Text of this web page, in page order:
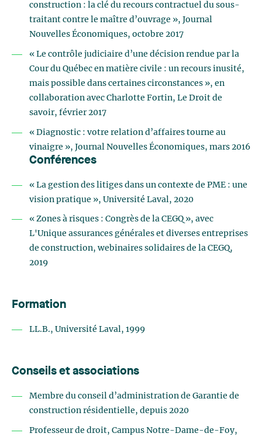
construction : la clé du recours contractuel du sous-
traitant contre le maître d’ouvrage », Journal
Nouvelles Économiques, octobre 2017
« Le contrôle judiciaire d’une décision rendue par la
Cour du Québec en matière civile : un recours inusité,
mais possible dans certaines circonstances », en
collaboration avec Charlotte Fortin, Le Droit de
savoir, février 2017
« Diagnostic : votre relation d’affaires tourne au
vinaigre », Journal Nouvelles Économiques, mars 2016
Conférences
« La gestion des litiges dans un contexte de PME : une
vision pratique », Université Laval, 2020
« Zones à risques : Congrès de la CEGQ », avec
L'Unique assurances générales et diverses entreprises
de construction, webinaires solidaires de la CEGQ,
2019
Formation
LL.B., Université Laval, 1999
Conseils et associations
Membre du conseil d’administration de Garantie de
construction résidentielle, depuis 2020
Professeur de droit, Campus Notre-Dame-de-Foy,